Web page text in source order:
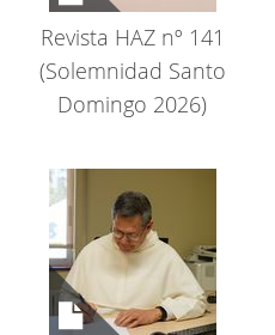
Revista HAZ nº 141
(Solemnidad Santo
Domingo 2026)